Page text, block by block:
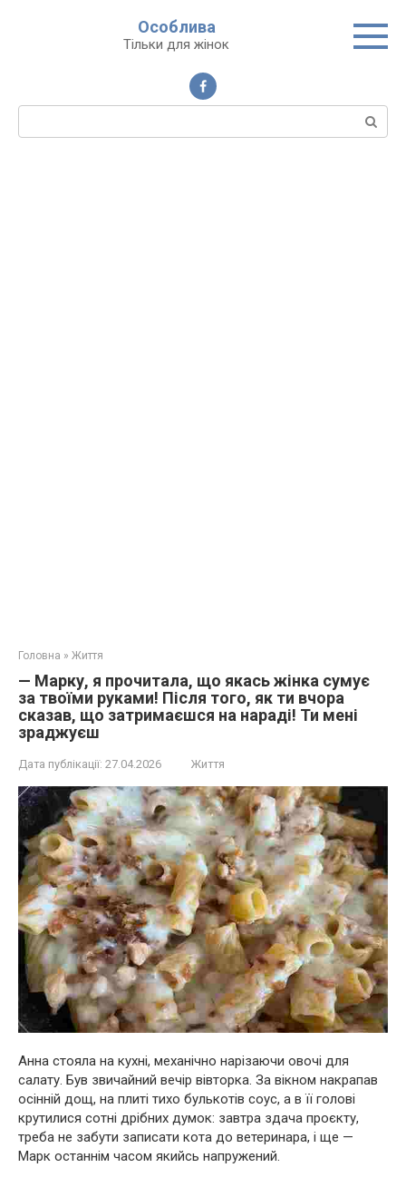
Особлива
Тільки для жінок
Пошук:
Головна » Життя
— Марку, я прочитала, що якась жінка сумує
за твоїми руками! Після того, як ти вчора
сказав, що затримаєшся на нараді! Ти мені
зраджуєш
Дата публікації: 27.04.2026 Життя
Анна стояла на кухні, механічно нарізаючи овочі для
салату. Був звичайний вечір вівторка. За вікном накрапав
осінній дощ, на плиті тихо булькотів соус, а в її голові
крутилися сотні дрібних думок: завтра здача проєкту,
треба не забути записати кота до ветеринара, і ще —
Марк останнім часом якийсь напружений.